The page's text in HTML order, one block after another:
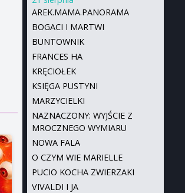
AREK.MAMA.PANORAMA
BOGACI I MARTWI
BUNTOWNIK
FRANCES HA
KRĘCIOŁEK
KSIĘGA PUSTYNI
MARZYCIELKI
NAZNACZONY: WYJŚCIE Z
MROCZNEGO WYMIARU
NOWA FALA
O CZYM WIE MARIELLE
PUCIO KOCHA ZWIERZAKI
VIVALDI I JA